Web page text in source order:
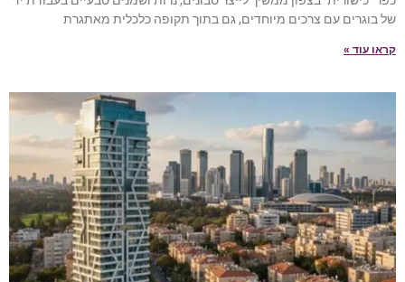
של בוגרים עם צרכים מיוחדים, גם בתוך תקופה כלכלית מאתגרת
קראו עוד »